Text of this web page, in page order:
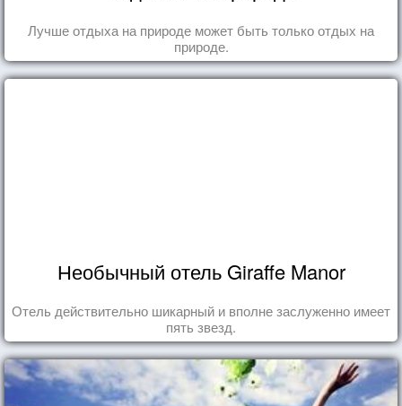
Лучше отдыха на природе может быть только отдых на
природе.
Необычный отель Giraffe Manor
Отель действительно шикарный и вполне заслуженно имеет
пять звезд.